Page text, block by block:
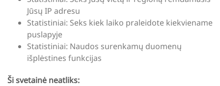
Jūsų IP adresu
Statistiniai: Seks kiek laiko praleidote kiekviename
puslapyje
Statistiniai: Naudos surenkamų duomenų
išplėstines funkcijas
Ši svetainė neatliks: